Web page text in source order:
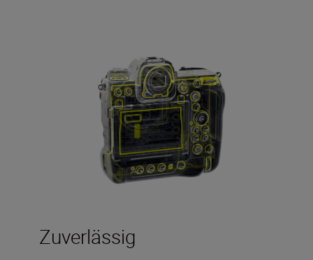
Zuverlässig